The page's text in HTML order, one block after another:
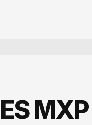
MXP